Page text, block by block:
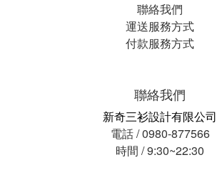
聯絡我們
運送服務方式
付款服務方式
聯絡我們
新奇三衫設計有限公司
電話 / 0980-877566
時間 / 9:30~22:30